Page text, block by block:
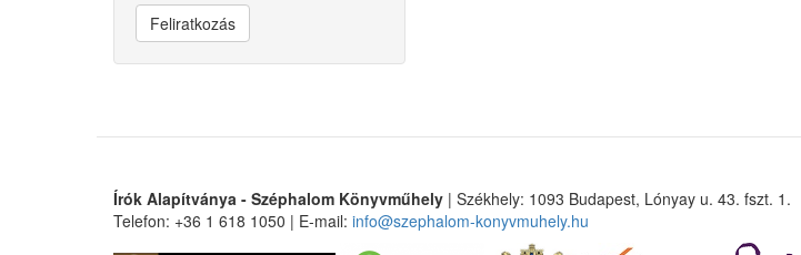
Feliratkozás
Írók Alapítványa - Széphalom Könyvműhely | Székhely: 1093 Budapest, Lónyay u. 43. fszt. 1.
Telefon: +36 1 618 1050 | E-mail: info@szephalom-konyvmuhely.hu